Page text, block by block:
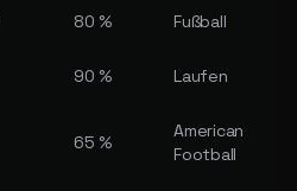
80 % Fußball
90 % Laufen
65 %
American
Football